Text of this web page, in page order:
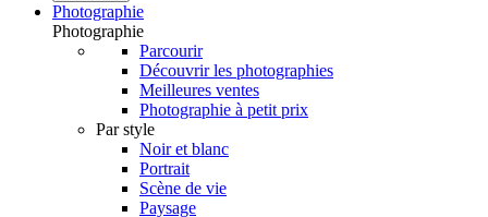
Photographie
Photographie
Parcourir
Découvrir les photographies
Meilleures ventes
Photographie à petit prix
Par style
Noir et blanc
Portrait
Scène de vie
Paysage